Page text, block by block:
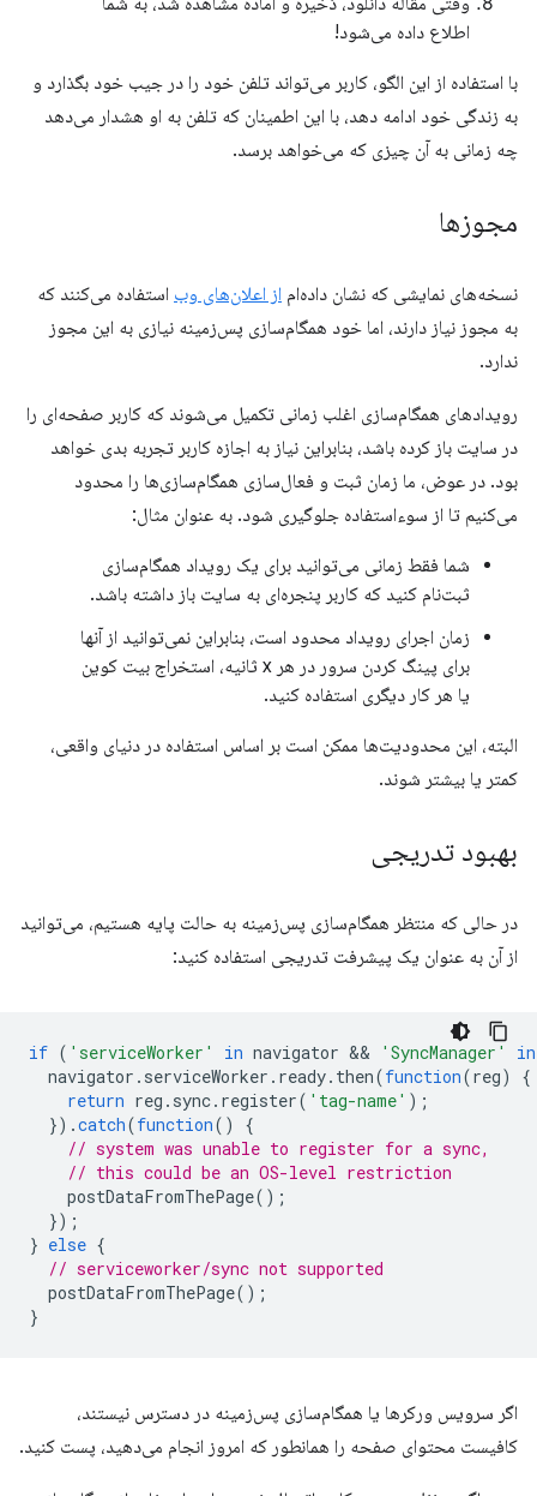
اطلاع داده می‌شود!
با استفاده از این الگو، کاربر می‌تواند تلفن خود را در جیب خود بگذارد و
به زندگی خود ادامه دهد، با این اطمینان که تلفن به او هشدار می‌دهد
چه زمانی به آن چیزی که می‌خواهد برسد.
مجوزها
نسخه‌های نمایشی که نشان داده‌ام از اعلان‌های وب استفاده می‌کنند که
به مجوز نیاز دارند، اما خود همگام‌سازی پس‌زمینه نیازی به این مجوز
ندارد.
رویدادهای همگام‌سازی اغلب زمانی تکمیل می‌شوند که کاربر صفحه‌ای را
در سایت باز کرده باشد، بنابراین نیاز به اجازه کاربر تجربه بدی خواهد
بود. در عوض، ما زمان ثبت و فعال‌سازی همگام‌سازی‌ها را محدود
می‌کنیم تا از سوءاستفاده جلوگیری شود. به عنوان مثال:
شما فقط زمانی می‌توانید برای یک رویداد همگام‌سازی
ثبت‌نام کنید که کاربر پنجره‌ای به سایت باز داشته باشد.
زمان اجرای رویداد محدود است، بنابراین نمی‌توانید از آنها
برای پینگ کردن سرور در هر x ثانیه، استخراج بیت کوین
یا هر کار دیگری استفاده کنید.
البته، این محدودیت‌ها ممکن است بر اساس استفاده در دنیای واقعی،
کمتر یا بیشتر شوند.
بهبود تدریجی
در حالی که منتظر همگام‌سازی پس‌زمینه به حالت پایه هستیم، می‌توانید
از آن به عنوان یک پیشرفت تدریجی استفاده کنید:
if ( 'serviceWorker' in navigator && 'SyncManager'
in
navigator . serviceWorker . ready. then(function(reg)
{
return reg . sync. register( 'tag-name' );
}).catch(function()
{
// system was unable to register for a sync,
// this could be an OS-level restriction
postDataFromThePage();
});
} else {
// serviceworker/sync not supported
postDataFromThePage();
}
اگر سرویس ورکرها یا همگام‌سازی پس‌زمینه در دسترس نیستند،
کافیست محتوای صفحه را همانطور که امروز انجام می‌دهید، پست کنید.